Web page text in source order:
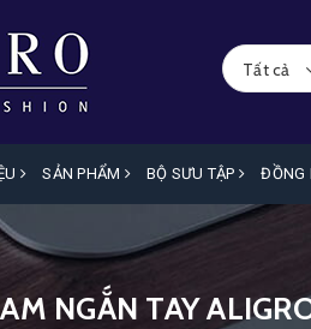
Tất cả
SẢN PHẨM BỘ SƯU TẬP ĐỒNG
NGẮN TAY